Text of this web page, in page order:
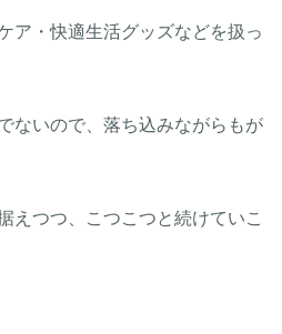
ア・快適生活グッズなどを扱っ
ないので、落ち込みながらもが
えつつ、こつこつと続けていこ